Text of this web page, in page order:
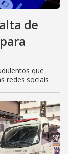
de
que
redes sociais